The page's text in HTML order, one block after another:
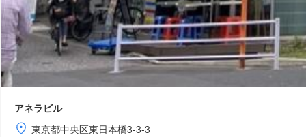
アネラビル
東京都中央区東日本橋3-3-3